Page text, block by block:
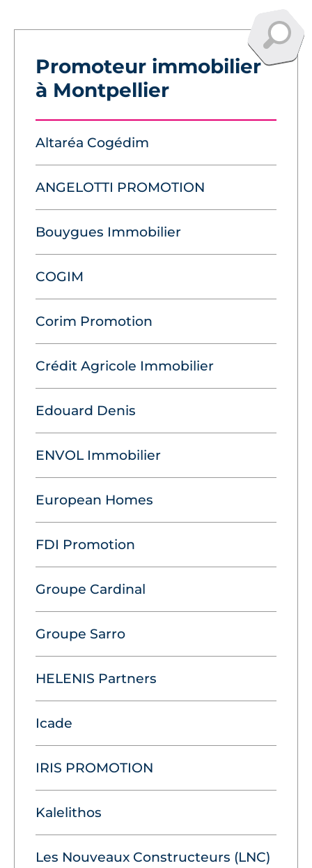
Promoteur immobilier
à Montpellier
Altaréa Cogédim
ANGELOTTI PROMOTION
Bouygues Immobilier
COGIM
Corim Promotion
Crédit Agricole Immobilier
Edouard Denis
ENVOL Immobilier
European Homes
FDI Promotion
Groupe Cardinal
Groupe Sarro
HELENIS Partners
Icade
IRIS PROMOTION
Kalelithos
Les Nouveaux Constructeurs (LNC)